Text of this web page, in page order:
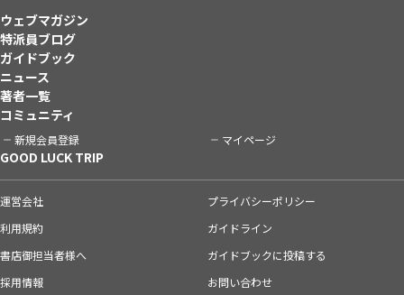
ウェブマガジン
特派員ブログ
ガイドブック
ニュース
著者一覧
コミュニティ
新規会員登録 マイページ
GOOD LUCK TRIP
運営会社
プライバシーポリシー
利用規約
ガイドライン
書店御担当者様へ
ガイドブックに投稿する
採用情報
お問い合わせ